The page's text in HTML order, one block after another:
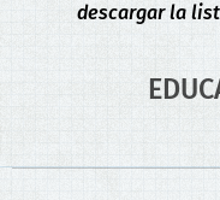
descargar la